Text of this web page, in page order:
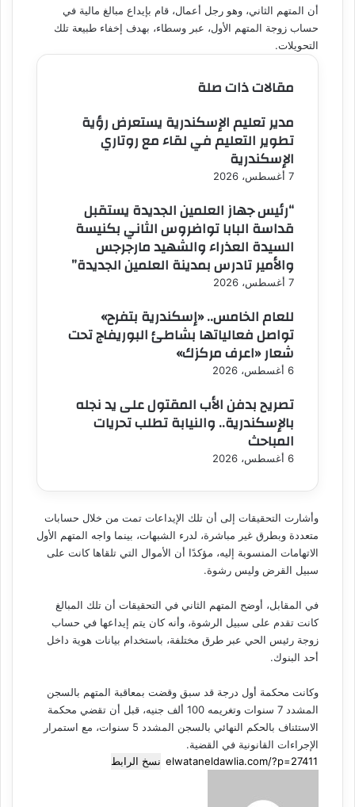
أن المتهم الثاني، وهو رجل أعمال، قام بإيداع مبالغ مالية في
حساب زوجة المتهم الأول، عبر وسطاء، بهدف إخفاء طبيعة تلك
التحويلات.
مقالات ذات صلة
مدير تعليم الإسكندرية يستعرض رؤية
تطوير التعليم في لقاء مع روتاري
الإسكندرية
7 أغسطس، 2026
“رئيس جهاز العلمين الجديدة يستقبل
قداسة البابا تواضروس الثاني بكنيسة
السيدة العذراء والشهيد مارجرجس
والأمير تادرس بمدينة العلمين الجديدة”
7 أغسطس، 2026
للعام الخامس.. «إسكندرية بتفرح»
تواصل فعالياتها بشاطئ البوريفاج تحت
شعار «اعرف مركزك»
6 أغسطس، 2026
تصريح بدفن الأب المقتول على يد نجله
بالإسكندرية.. والنيابة تطلب تحريات
المباحث
6 أغسطس، 2026
وأشارت التحقيقات إلى أن تلك الإيداعات تمت من خلال حسابات
متعددة وبطرق غير مباشرة، لدرء الشبهات، بينما واجه المتهم الأول
الاتهامات المنسوبة إليه، مؤكدًا أن الأموال التي تلقاها كانت على
سبيل القرض وليس رشوة.
في المقابل، أوضح المتهم الثاني في التحقيقات أن تلك المبالغ
كانت تقدم على سبيل الرشوة، وأنه كان يتم إيداعها في حساب
زوجة رئيس الحي عبر طرق مختلفة، باستخدام بيانات هوية داخل
أحد البنوك.
وكانت محكمة أول درجة قد سبق وقضت بمعاقبة المتهم بالسجن
المشدد 7 سنوات وتغريمه 100 ألف جنيه، قبل أن تقضي محكمة
الاستئناف بالحكم النهائي بالسجن المشدد 5 سنوات، مع استمرار
الإجراءات القانونية في القضية.
نسخ الرابط